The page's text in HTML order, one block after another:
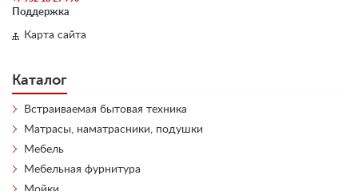
Поддержка
Карта сайта
Каталог
Встраиваемая бытовая техника
Матрасы, наматрасники, подушки
Мебель
Мебельная фурнитура